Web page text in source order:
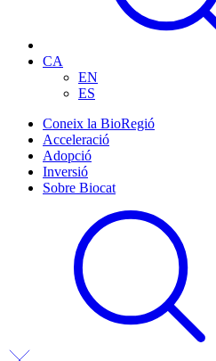
CA
EN
ES
Coneix la BioRegió
Acceleració
Adopció
Inversió
Sobre Biocat